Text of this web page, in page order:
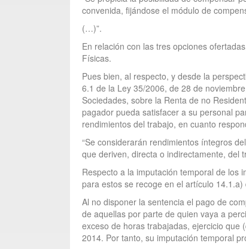
convenida, fijándose el módulo de
(…)”.
En relación con las tres opciones
Físicas.
Pues bien, al respecto, y desde la
6.1 de la Ley 35/2006, de 28 de
Sociedades, sobre la Renta de no
pagador pueda satisfacer a su personal
rendimientos del trabajo, en cuanto
“Se considerarán rendimientos íntegros
que deriven, directa o indirectamente, del
Respecto a la imputación temporal de los
para estos se recoge en el artículo
Al no disponer la sentencia el pago de
de aquellas por parte de quien vaya a
exceso de horas trabajadas, ejercicio
2014. Por tanto, su imputación temporal